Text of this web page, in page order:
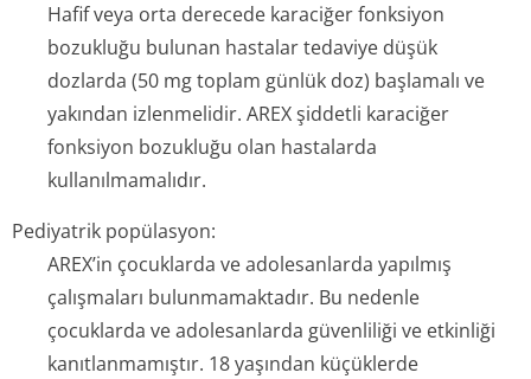
Hafif veya orta derecede karaciğer fonksiyon
bozukluğu bulunan hastalar tedaviye düşük
dozlarda (50 mg toplam günlük doz) başlamalı ve
yakından izlenmelidir. AREX şiddetli karaciğer
fonksiyon bozukluğu olan hastalarda
kullanılmamalıdır.
Pediyatrik popülasyon:
AREX’in çocuklarda ve adolesanlarda yapılmış
çalışmaları bulunmamaktadır. Bu nedenle
çocuklarda ve adolesanlarda güvenliliği ve etkinliği
kanıtlanmamıştır. 18 yaşından küçüklerde